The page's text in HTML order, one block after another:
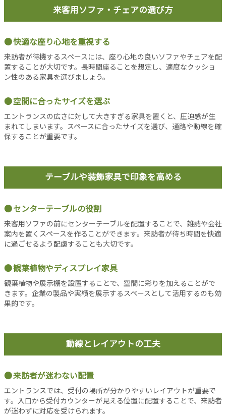
種
稿
記
新
着
記
事
気
記
事
お
す
め
記
事
つ
て
運
来客用ソファ・チェアの選び方
快適な座り心地を重視する
来訪者が待機するスペースには、座り心地の良いソファやチェアを配
置することが大切です。長時間座ることを想定し、適度なクッショ
ン性のある家具を選びましょう。
空間に合ったサイズを選ぶ
エントランスの広さに対して大きすぎる家具を置くと、圧迫感が生
まれてしまいます。スペースに合ったサイズを選び、通路や動線を確
保することが重要です。
テーブルや装飾家具で印象を高める
センターテーブルの役割
来客用ソファの前にセンターテーブルを配置することで、雑誌や会社
案内を置くスペースを作ることができます。来訪者が待ち時間を快適
に過ごせるよう配慮することも大切です。
観葉植物やディスプレイ家具
観葉植物や展示棚を設置することで、空間に彩りを加えることがで
きます。企業の製品や実績を展示するスペースとして活用するのも効
果的です。
動線とレイアウトの工夫
来訪者が迷わない配置
エントランスでは、受付の場所が分かりやすいレイアウトが重要で
す。入口から受付カウンターが見える位置に配置することで、来訪者
が迷わずに対応を受けられます。